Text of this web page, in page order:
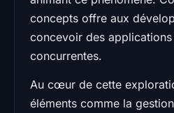
concepts offre aux
concevoir des
concurrentes.
Au cœur de cette
éléments comme la